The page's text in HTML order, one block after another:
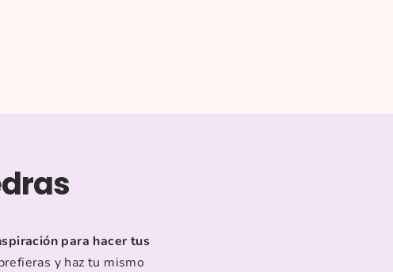
para hacer tus
y haz tu mismo